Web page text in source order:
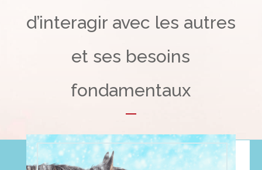
d’interagir avec les autres
et ses besoins
fondamentaux